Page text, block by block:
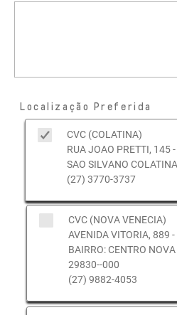
Localização Preferida
CVC (COLATINA)
RUA JOAO PRETTI, 145
SAO SILVANO
(27) 3770-3737
CVC (NOVA VENECIA)
AVENIDA VITORIA, 889
BAIRRO: CENTRO
29830--000
(27) 9882-4053